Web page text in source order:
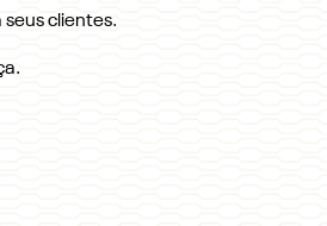
clientes.